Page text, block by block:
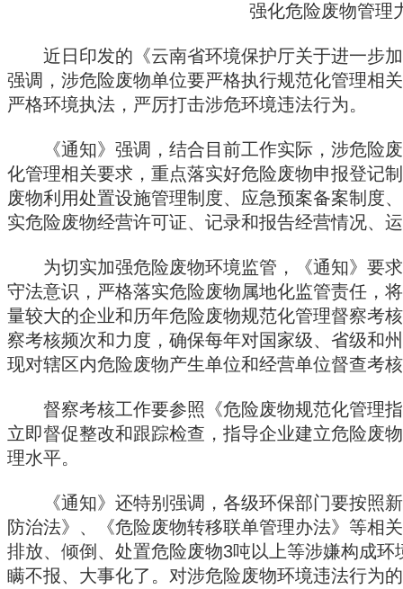
强化危险废物管理
近日印发的《云南省环境保护厅关于进一步加
强调，涉危险废物单位要严格执行规范化管理相
严格环境执法，严厉打击涉危环境违法行为。
《通知》强调，结合目前工作实际，涉危险废
化管理相关要求，重点落实好危险废物申报登记
废物利用处置设施管理制度、应急预案备案制度
实危险废物经营许可证、记录和报告经营情况、
为切实加强危险废物环境监管，《通知》要求
守法意识，严格落实危险废物属地化监管责任，
量较大的企业和历年危险废物规范化管理督察考
察考核频次和力度，确保每年对国家级、省级和
现对辖区内危险废物产生单位和经营单位督查考
督察考核工作要参照《危险废物规范化管理指
立即督促整改和跟踪检查，指导企业建立危险废
理水平。
《通知》还特别强调，各级环保部门要按照新
防治法》、《危险废物转移联单管理办法》等相
排放、倾倒、处置危险废物3吨以上等涉嫌构成
瞒不报、大事化了。对涉危险废物环境违法行为